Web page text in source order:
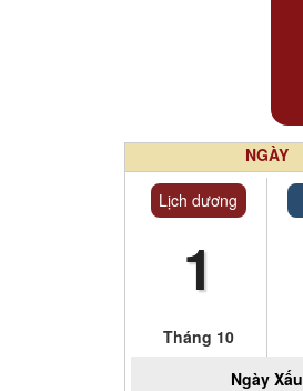
NGÀY
Lịch dương
1
Tháng 10
Ngày Xấu